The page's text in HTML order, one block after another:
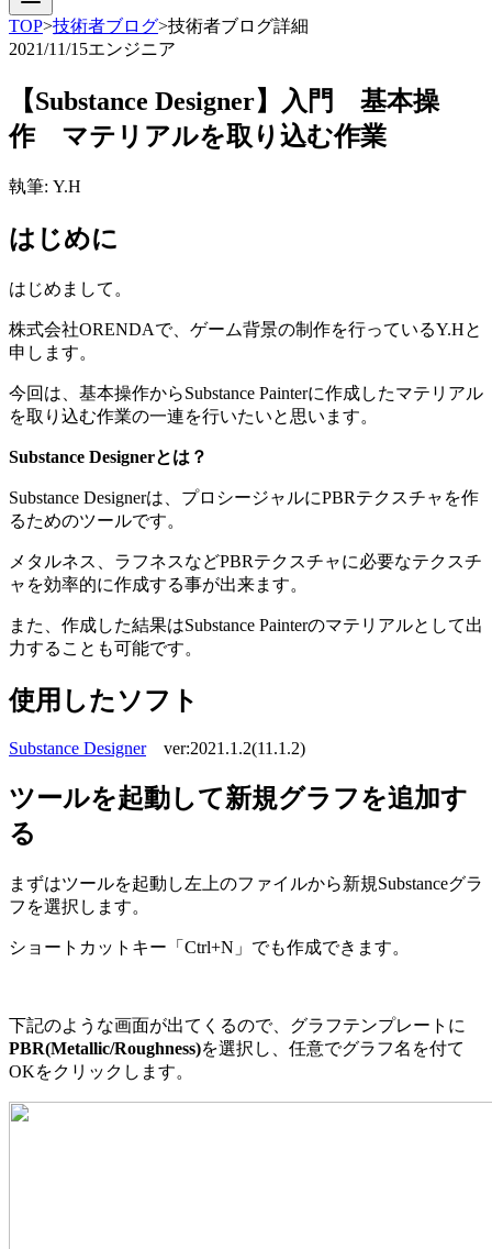
TOP>技術者ブログ>技術者ブログ詳細
2021/11/15エンジニア
【Substance Designer】入門 基本操
作 マテリアルを取り込む作業
執筆: Y.H
はじめに
はじめまして。
株式会社ORENDAで、ゲーム背景の制作を行っているY.Hと
申します。
今回は、基本操作からSubstance Painterに作成したマテリアル
を取り込む作業の一連を行いたいと思います。
Substance Designerとは？
Substance Designerは、プロシージャルにPBRテクスチャを作
るためのツールです。
メタルネス、ラフネスなどPBRテクスチャに必要なテクスチ
ャを効率的に作成する事が出来ます。
また、作成した結果はSubstance Painterのマテリアルとして出
力することも可能です。
使用したソフト
Substance Designerver:2021.1.2(11.1.2)
ツールを起動して新規グラフを追加す
る
まずはツールを起動し左上のファイルから新規Substanceグラ
フを選択します。
ショートカットキー「Ctrl+N」でも作成できます。
下記のような画面が出てくるので、グラフテンプレートに
PBR(Metallic/Roughness)を選択し、任意でグラフ名を付て
OKをクリックします。